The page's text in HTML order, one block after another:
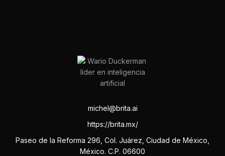
michel@brita.ai
https://brita.mx/
Paseo de la Reforma 296, Col. Juárez, Ciudad de México,
México. C.P. 06600